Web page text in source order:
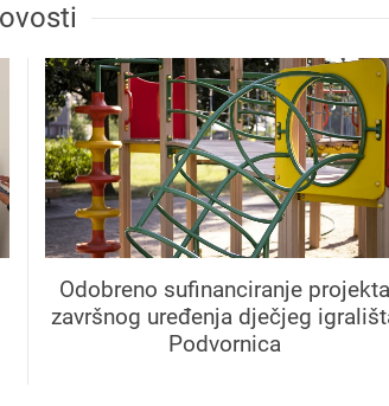
Odobreno sufinanciranje projekta
završnog uređenja dječjeg
Podvornica